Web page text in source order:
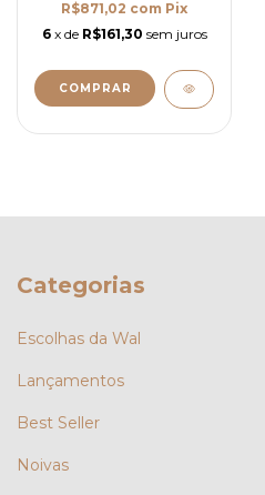
R$871,02 com Pix
6 x de R$161,30 sem juros
COMPRAR
Categorias
Escolhas da Wal
Lançamentos
Best Seller
Noivas